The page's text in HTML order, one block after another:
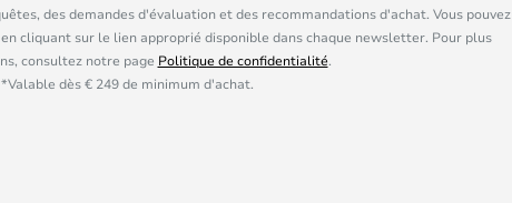
des demandes d'évaluation et des recommandations d'achat. Vous pouvez
cliquant sur le lien approprié disponible dans chaque newsletter. Pour plus
consultez notre page Politique de confidentialité.
*Valable dès € 249 de minimum d'achat.